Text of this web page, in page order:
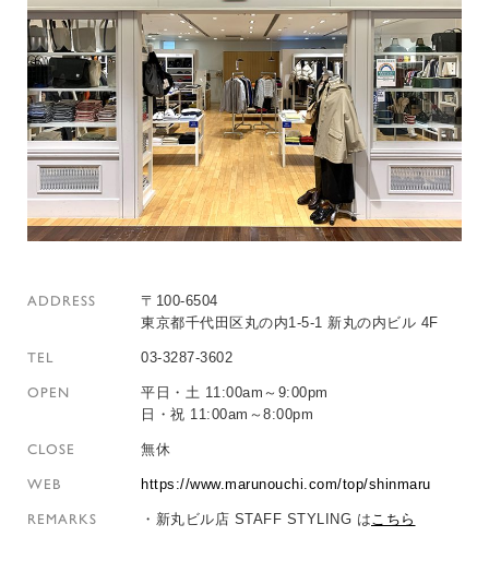
ADDRESS
〒100-6504
東京都千代田区丸の内1-5-1 新丸の内ビル 4F
TEL 03-3287-3602
OPEN
平日・土 11:00am～9:00pm
日・祝 11:00am～8:00pm
CLOSE 無休
WEB https://www.marunouchi.com/top/shinmaru
REMARKS ・新丸ビル店 STAFF STYLING は こちら